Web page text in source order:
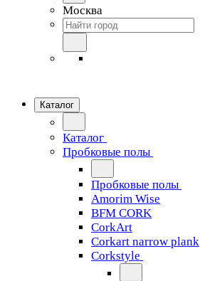
Москва
Каталог
Каталог
Пробковые полы
Пробковые полы
Amorim Wise
BFM CORK
CorkArt
Corkart narrow plank
Corkstyle